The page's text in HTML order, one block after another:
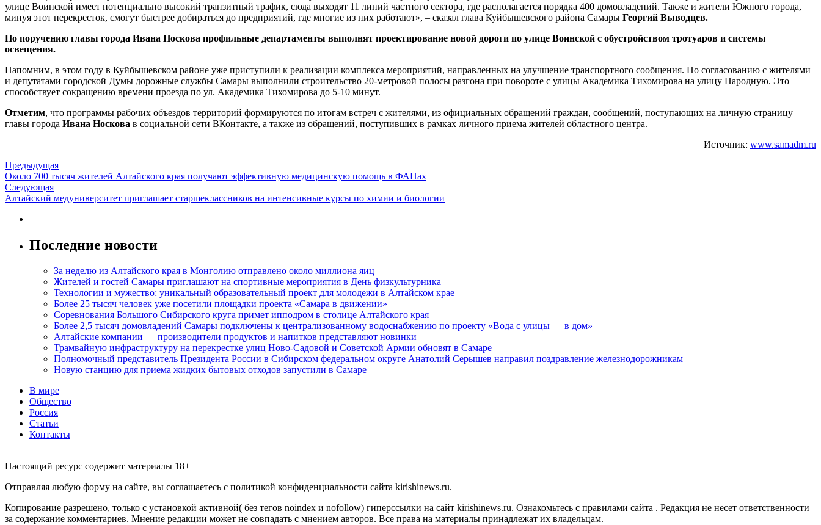
улице Воинской имеет потенциально высокий транзитный трафик, сюда выходят 11 линий частного сектора, где располагается порядка 400 домовладений. Также и жители Южного города,
минуя этот перекресток, смогут быстрее добираться до предприятий, где многие из них работают», – сказал глава Куйбышевского района Самары Георгий Выводцев.
По поручению главы города Ивана Носкова профильные департаменты выполнят проектирование новой дороги по улице Воинской с обустройством тротуаров и системы
освещения.
Напомним, в этом году в Куйбышевском районе уже приступили к реализации комплекса мероприятий, направленных на улучшение транспортного сообщения. По согласованию с жителями
и депутатами городской Думы дорожные службы Самары выполнили строительство 20-метровой полосы разгона при повороте с улицы Академика Тихомирова на улицу Народную. Это
способствует сокращению времени проезда по ул. Академика Тихомирова до 5-10 минут.
Отметим, что программы рабочих объездов территорий формируются по итогам встреч с жителями, из официальных обращений граждан, сообщений, поступающих на личную страницу
главы города Ивана Носкова в социальной сети ВКонтакте, а также из обращений, поступивших в рамках личного приема жителей областного центра.
Источник: www.samadm.ru
Предыдущая
Около 700 тысяч жителей Алтайского края получают эффективную медицинскую помощь в ФАПах
Следующая
Алтайский медуниверситет приглашает старшеклассников на интенсивные курсы по химии и биологии
Последние новости
За неделю из Алтайского края в Монголию отправлено около миллиона яиц
Жителей и гостей Самары приглашают на спортивные мероприятия в День физкультурника
Технологии и мужество: уникальный образовательный проект для молодежи в Алтайском крае
Более 25 тысяч человек уже посетили площадки проекта «Самара в движении»
Соревнования Большого Сибирского круга примет ипподром в столице Алтайского края
Более 2,5 тысяч домовладений Самары подключены к централизованному водоснабжению по проекту «Вода с улицы — в дом»
Алтайские компании — производители продуктов и напитков представляют новинки
Трамвайную инфраструктуру на перекрестке улиц Ново-Садовой и Советской Армии обновят в Самаре
Полномочный представитель Президента России в Сибирском федеральном округе Анатолий Серышев направил поздравление железнодорожникам
Новую станцию для приема жидких бытовых отходов запустили в Самаре
В мире
Общество
Россия
Статьи
Контакты
Настоящий ресурс содержит материалы 18+
Отправляя любую форму на сайте, вы соглашаетесь с политикой конфиденциальности сайта kirishinews.ru.
Копирование разрешено, только с установкой активной( без тегов noindex и nofollow) гиперссылки на сайт kirishinews.ru. Ознакомьтесь с правилами сайта . Редакция не несет ответственности
за содержание комментариев. Мнение редакции может не совпадать с мнением авторов. Все права на материалы принадлежат их владельцам.